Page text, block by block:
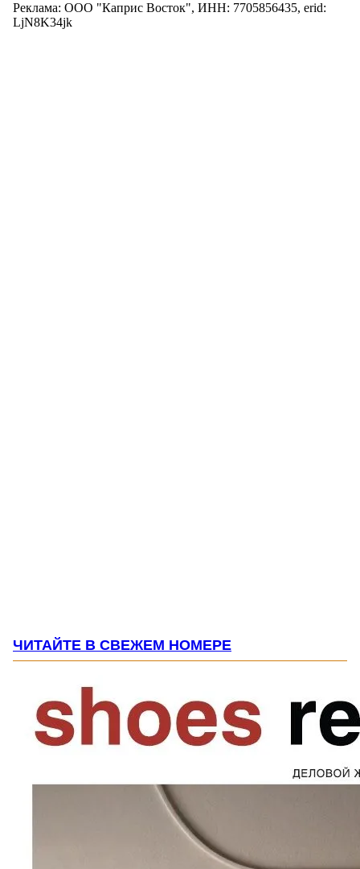
Реклама: ООО "Каприс Восток", ИНН: 7705856435, erid:
LjN8K34jk
ЧИТАЙТЕ В СВЕЖЕМ НОМЕРЕ